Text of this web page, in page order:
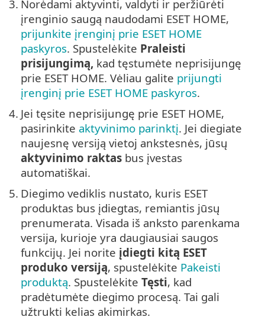
3. Norėdami aktyvinti, valdyti ir peržiūrėti
įrenginio saugą naudodami ESET HOME,
prijunkite įrenginį prie ESET HOME
paskyros. Spustelėkite Praleisti
prisijungimą, kad tęstumėte neprisijungę
prie ESET HOME. Vėliau galite prijungti
įrenginį prie ESET HOME paskyros.
4. Jei tęsite neprisijungę prie ESET HOME,
pasirinkite aktyvinimo parinktį. Jei diegiate
naujesnę versiją vietoj ankstesnės, jūsų
aktyvinimo raktas bus įvestas
automatiškai.
5. Diegimo vediklis nustato, kuris ESET
produktas bus įdiegtas, remiantis jūsų
prenumerata. Visada iš anksto parenkama
versija, kurioje yra daugiausiai saugos
funkcijų. Jei norite įdiegti kitą ESET
produko versiją, spustelėkite Pakeisti
produktą. Spustelėkite Tęsti, kad
pradėtumėte diegimo procesą. Tai gali
užtrukti kelias akimirkas.